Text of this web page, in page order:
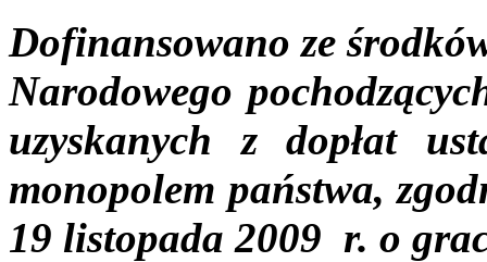
Dofinansowano ze
Narodowego
uzyskanych z dopłat
monopolem państwa,
19 listopada 2009 r. o